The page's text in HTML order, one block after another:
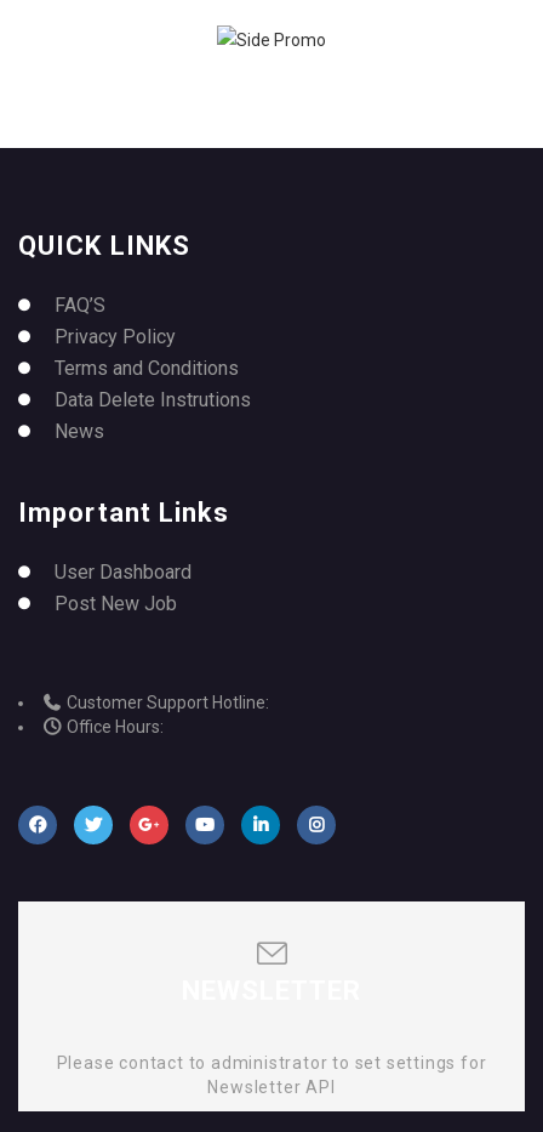
QUICK LINKS
FAQ’S
Privacy Policy
Terms and Conditions
Data Delete Instrutions
News
Important Links
User Dashboard
Post New Job
Customer Support Hotline:
Office Hours:
Please contact to administrator to set settings for
Newsletter API